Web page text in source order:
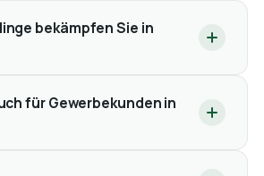
bekämpfen Sie in
für Gewerbekunden in